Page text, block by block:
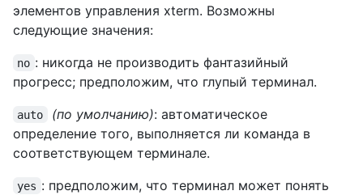
элементов управления xterm. Возможны
следующие значения:
no : никогда не производить фантазийный
прогресс; предположим, что глупый терминал.
auto (по умолчанию): автоматическое
определение того, выполняется ли команда в
соответствующем терминале.
yes : предположим, что терминал может понять